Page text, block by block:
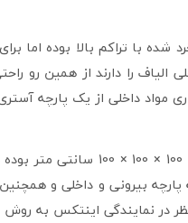
با تراکم بالا بوده اما
را دارند از همین رو
داخلی از یک پارچه
ابعاد در نظر گرفته شده
نمایندگی اینتکس به روش